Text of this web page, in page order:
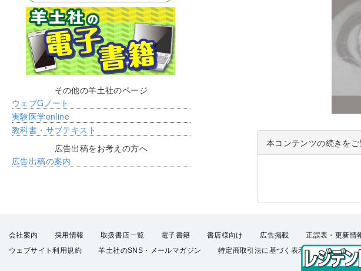
本コンテンツの続きを
その他の羊土社のページ
ウェブGノート
実験医学online
教科書・サブテキスト
広告出稿をお考えの方へ
広告出稿の案内
会社案内 採用情報 取扱書店一覧 電子書籍 書店様向け 広告掲載 正誤表・更新情
ウェブサイト利用規約
羊土社のSNS・メールマガジン 特定商取引法に基づく表示 FAQ